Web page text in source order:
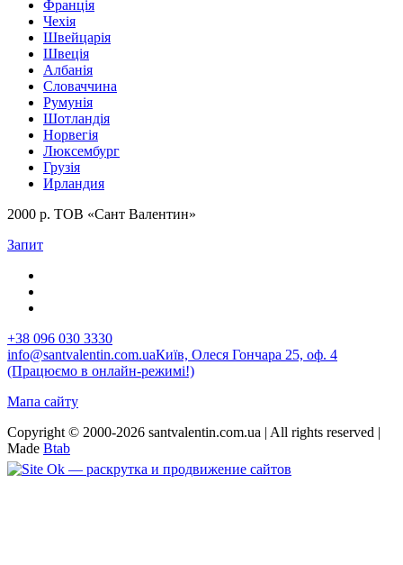
Франція
Чехія
Швейцарія
Швеція
Албанія
Словаччина
Румунія
Шотландія
Норвегія
Люксембург
Грузія
Ирландия
2000 р. ТОВ «Сант Валентин»
Запит
+38 096 030 3330
info@santvalentin.com.uaКиїв, Олеся Гончара 25, оф. 4
(Працюємо в онлайн-режимі!)
Мапа сайту
Copyright © 2000-2026 santvalentin.com.ua | All rights reserved |
Made Btab